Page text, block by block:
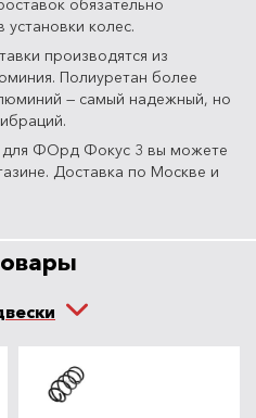
обязательно
установки колес.
производятся из
Полиуретан более
— самый надежный, но
для ФОрд Фокус 3 вы можете
Доставка по Москве и